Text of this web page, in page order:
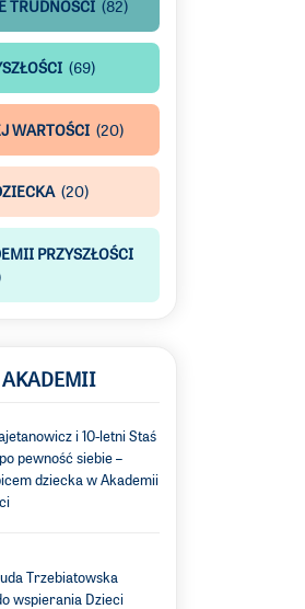
TRUDNOŚCI (82)
(69)
WARTOŚCI (20)
(20)
PRZYSZŁOŚCI
i 10-letni Staś
pewność siebie –
dziecka w Akademii
Trzebiatowska
wspierania Dzieci